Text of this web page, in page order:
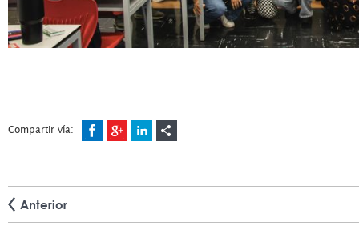
Compartir vía:
Anterior